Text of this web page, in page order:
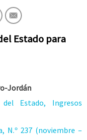
Estado para
Jordán
del Estado, Ingresos
N.º 237 (noviembre –